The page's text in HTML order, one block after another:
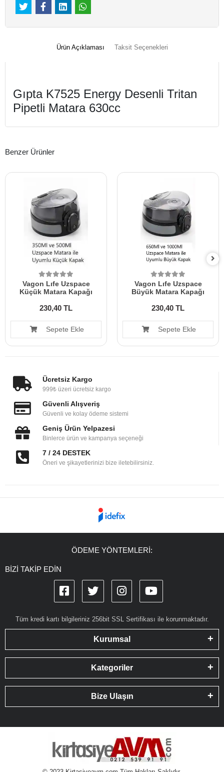
Ürün Açıklaması Taksit Seçenekleri
Gıpta K7525 Energy Desenli Tritan
Pipetli Matara 630cc
Benzer Ürünler
Vagon Lıfe Uzspace
Küçük Matara Kapağı
230,40 TL
Sepete Ekle
Vagon Lıfe Uzspace
Büyük Matara Kapağı
230,40 TL
Sepete Ekle
Ücretsiz Kargo
999₺ üzeri ücretsiz kargo
Güvenli Alışveriş
Güvenli ve kolay ödeme sistemi
Geniş Ürün Yelpazesi
Binlerce ürün ve kampanya seçeneği
7 / 24 DESTEK
Öneri ve şikayetlerinizi bize iletebilirsiniz.
ÖDEME YÖNTEMLERİ:
BİZİ TAKİP EDİN
Tüm kredi kartı bilgileriniz 256bit SSL Sertifikası ile korunmaktadır.
Kurumsal
Kategoriler
Bize Ulaşın